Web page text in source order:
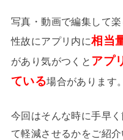
写真・動画で編集して
性故にアプリ内に相当
があり気がつくと アプ
ている場合があります。
今回はそんな時に手早
て軽減させるかをご紹介